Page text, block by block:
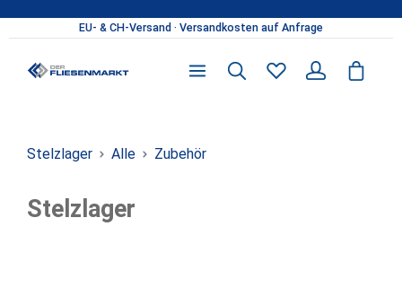
Zum Hauptinhalt springen
Du hast 0 Produkte
Zubehör
Alle
Stelzlager
Stelzlager